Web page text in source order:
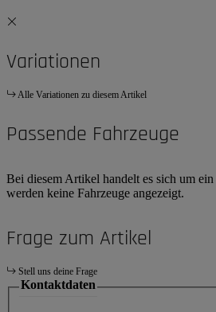
Variationen
Alle Variationen zu diesem Artikel
Passende Fahrzeuge
Bei diesem Artikel handelt es sich um
werden keine Fahrzeuge angezeigt.
Frage zum Artikel
Stell uns deine Frage
Kontaktdaten